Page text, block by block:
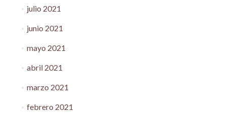
julio 2021
junio 2021
mayo 2021
abril 2021
marzo 2021
febrero 2021